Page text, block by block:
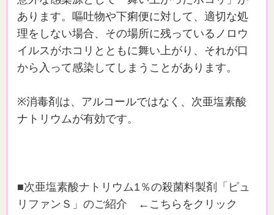
あります。嘔吐物や下痢便に対して、適切な処
理をしない場合、その場所に残っているノロウ
イルスがホコリとともに舞い上がり、それが口
から入って感染してしまうことがあります。
※消毒剤は、アルコールではなく、次亜塩素酸
ナトリウムが有効です。
■次亜塩素酸ナトリウム1％の殺菌料製剤「ピュ
リファンＳ」のご紹介 ←こちらをクリック